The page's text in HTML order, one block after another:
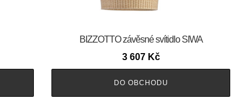
BIZZOTTO závěsné svítidlo SIWA
3 607 Kč
DO OBCHODU